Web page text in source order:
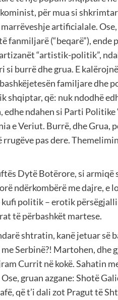
për mua si
artificialale.
fanmiljarë (“beqarë”),
“artistik-politik”,
si burrë dhe grua. E
familjare dhe
shqiptar, që: nuk ndodhë
ndahen si Parti Politike
e Veriut. Burrë, dhe Grua,
rrugëve pas dere.
Dytë Botërore, si armiqë
ndërkombërë me dajre,
kufi politik – erotik
të përbashkët martese.
shtratin, kanë jetuar së
Serbinë?! Martohen,
Currit në kokë. Sahatin
gruan azgane: Shotë
që t’i dali zot Pragut të